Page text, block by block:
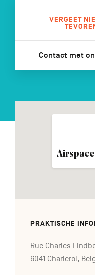
secondaire
VERGEET
Contact met
PRAKTISCHE
Rue Charles
6041 Charleroi,